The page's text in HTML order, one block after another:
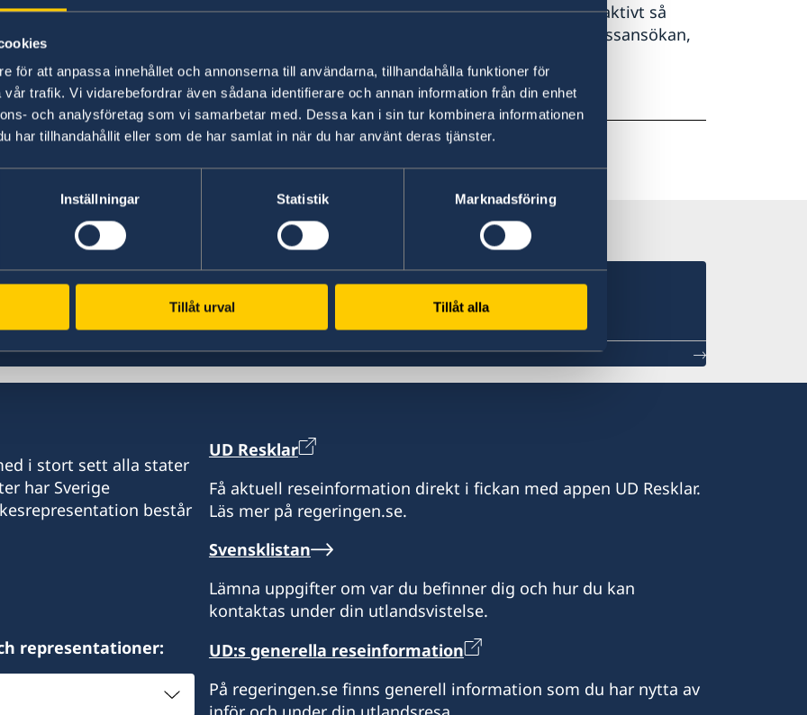
för att anpassa innehållet och annonserna till användarna, tillhandahålla funktioner för
trafik. Vi vidarebefordrar även sådana identifierare och annan information från din enhet
och analysföretag som vi samarbetar med. Dessa kan i sin tur kombinera informationen
har tillhandahållit eller som de har samlat in när du har använt deras tjänster.
Inställningar Statistik Marknadsföring
Tillåt urval Tillåt alla
Har du ett samordningsnummer (istället för personnummer) som blivit inaktivt så
måste ambassaden ansöka om att återaktivera det i samband med din passansökan,
Mer infomation om samordningsnummer finner duhär.
i stort sett alla stater
har Sverige
består
representationer:
UD Resklar
Få aktuell reseinformation direkt i fickan med appen UD Resklar.
Läs mer på regeringen.se.
Svensklistan
Lämna uppgifter om var du befinner dig och hur du kan
kontaktas under din utlandsvistelse.
UD:s generella reseinformation
På regeringen.se finns generell information som du har nytta av